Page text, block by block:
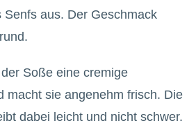
Senfs aus. Der Geschmack
Soße eine cremige
macht sie angenehm frisch. Die
dabei leicht und nicht schwer.